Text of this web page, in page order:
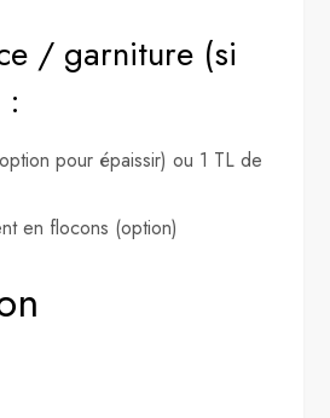
/ garniture (si
:
pour épaissir) ou 1 TL de
en flocons (option)